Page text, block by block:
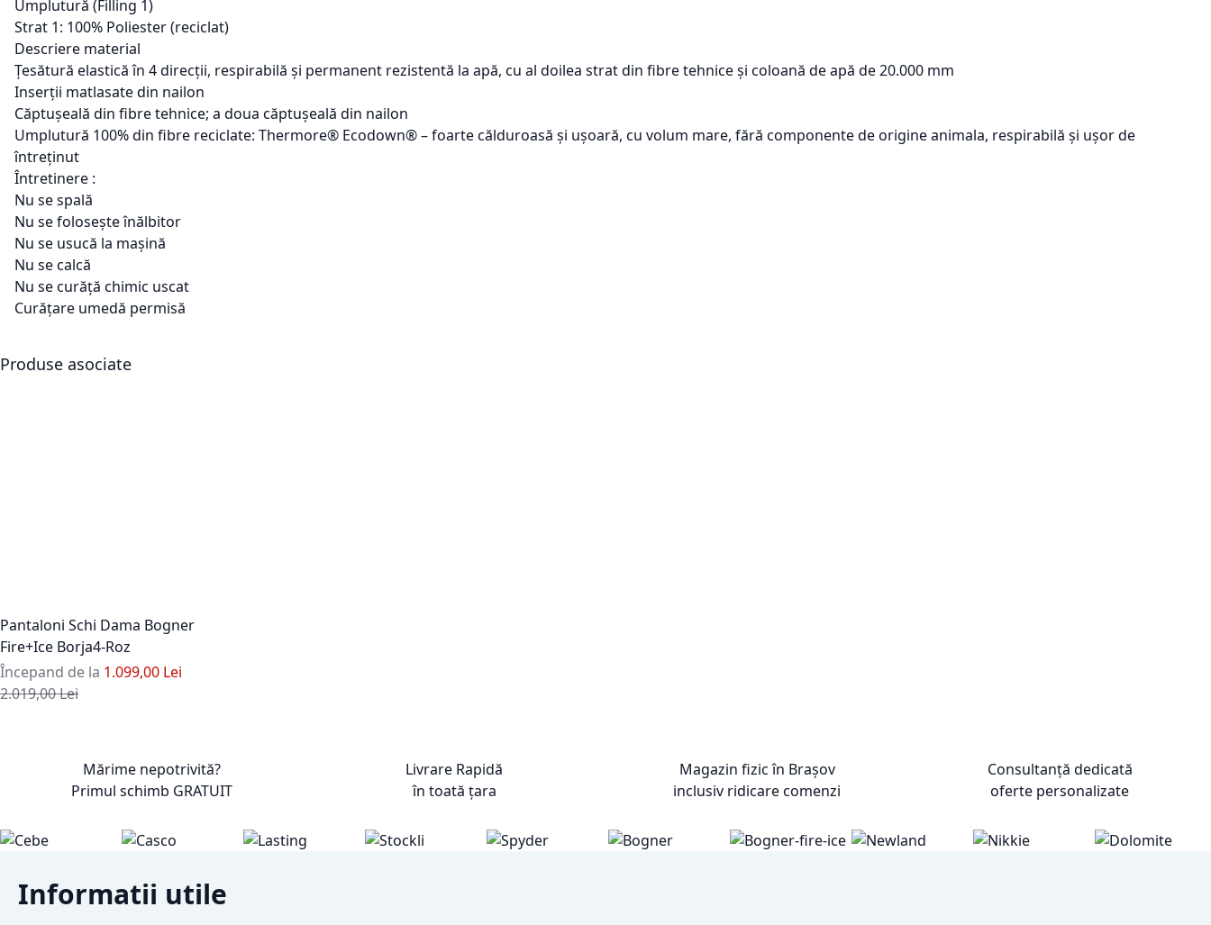
Umplutură (Filling 1)
Strat 1: 100% Poliester (reciclat)
Descriere material
Țesătură elastică în 4 direcții, respirabilă și permanent rezistentă la apă, cu al doilea strat din fibre tehnice și coloană de apă de 20.000 mm
Inserții matlasate din nailon
Căptușeală din fibre tehnice; a doua căptușeală din nailon
Umplutură 100% din fibre reciclate: Thermore® Ecodown® – foarte călduroasă și ușoară, cu volum mare, fără componente de origine animala, respirabilă și ușor de
întreținut
Întretinere :
Nu se spală
Nu se folosește înălbitor
Nu se usucă la mașină
Nu se calcă
Nu se curăță chimic uscat
Curățare umedă permisă
Produse asociate
Pantaloni Schi Dama Bogner
Fire+Ice Borja4-Roz
Începand de la 1.099,00 Lei
Pret standard
2.019,00 Lei
Mărime nepotrivită?
Primul schimb GRATUIT
Livrare Rapidă
în toată țara
Magazin fizic în Brașov
inclusiv ridicare comenzi
Consultanță dedicată
oferte personalizate
Informatii utile